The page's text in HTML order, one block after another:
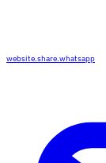
website.share.whatsapp